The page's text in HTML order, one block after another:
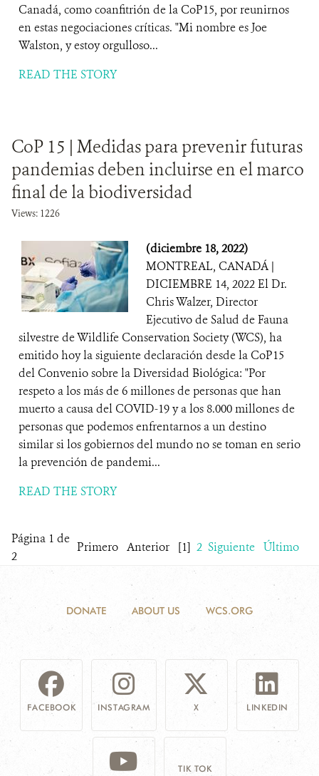
Canadá, como coanfitrión de la CoP15, por reunirnos
en estas negociaciones críticas. "Mi nombre es Joe
Walston, y estoy orgulloso...
READ THE STORY
CoP 15 | Medidas para prevenir futuras
pandemias deben incluirse en el marco
final de la biodiversidad
Views: 1226
(diciembre 18, 2022)
MONTREAL, CANADÁ |
DICIEMBRE 14, 2022 El Dr.
Chris Walzer, Director
Ejecutivo de Salud de Fauna
silvestre de Wildlife Conservation Society (WCS), ha
emitido hoy la siguiente declaración desde la CoP15
del Convenio sobre la Diversidad Biológica: "Por
respeto a los más de 6 millones de personas que han
muerto a causa del COVID-19 y a los 8.000 millones de
personas que podemos enfrentarnos a un destino
similar si los gobiernos del mundo no se toman en serio
la prevención de pandemi...
READ THE STORY
Página 1 de
2
Primero Anterior [1] 2 Siguiente Último
DONATE ABOUT US WCS.ORG
FACEBOOK INSTAGRAM X LINKEDIN
TIK TOK